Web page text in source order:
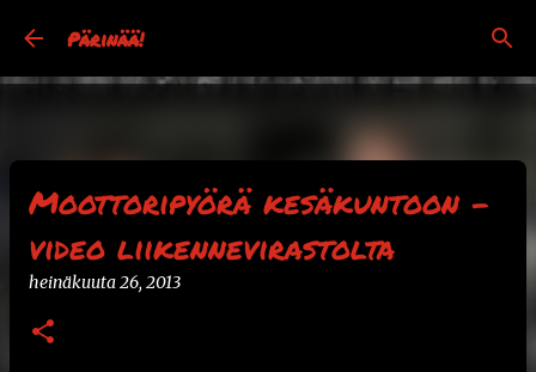
Pärinää!
Moottoripyörä kesäkuntoon -
video liikennevirastolta
heinäkuuta 26, 2013